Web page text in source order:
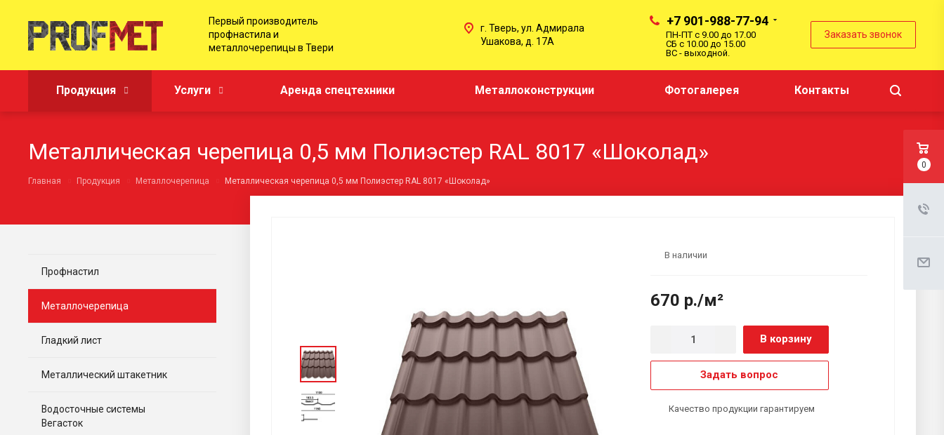
Первый производитель
профнастила и
металлочерепицы в Твери
+7 901-988-77-94
ПН-ПТ с 9.00 до 17.00
СБ с 10.00 до 15.00
ВС - выходной.
Заказать звонок
г. Тверь, ул. Адмирала
Ушакова, д. 17А
Продукция Услуги Аренда спецтехники Металлоконструкции Фотогалерея Контакты
Металлическая черепица 0,5 мм Полиэстер RAL 8017 «Шоколад»
Главная Продукция Металлочерепица Металлическая черепица 0,5 мм Полиэстер RAL 8017 «Шоколад»
В наличии
670 р./м²
В корзину
Задать вопрос
Качество продукции гарантируем
Профнастил
Металлочерепица
Гладкий лист
Металлический штакетник
Водосточные системы
Вегасток
0